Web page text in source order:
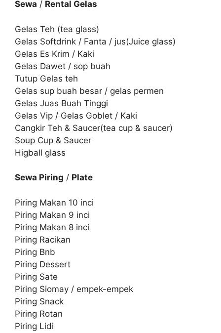
Sewa / Rental Gelas
Gelas Teh (tea glass)
Gelas Softdrink / Fanta / jus(Juice glass)
Gelas Es Krim / Kaki
Gelas Dawet / sop buah
Tutup Gelas teh
Gelas sup buah besar / gelas permen
Gelas Juas Buah Tinggi
Gelas Vip / Gelas Goblet / Kaki
Cangkir Teh & Saucer(tea cup & saucer)
Soup Cup & Saucer
Higball glass
Sewa Piring / Plate
Piring Makan 10 inci
Piring Makan 9 inci
Piring Makan 8 inci
Piring Racikan
Piring Bnb
Piring Dessert
Piring Sate
Piring Siomay / empek-empek
Piring Snack
Piring Rotan
Piring Lidi